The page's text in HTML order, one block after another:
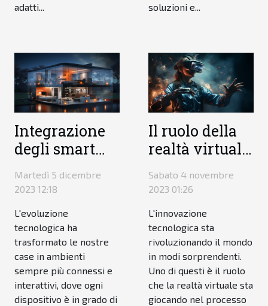
adatti...
soluzioni e...
Integrazione
degli smart
home system:
come il
connesso si
interfaccia
con altri
dispositivi
intelligenti
Martedì 5 dicembre
2023 12:18
L'evoluzione
tecnologica ha
trasformato le nostre
case in ambienti
sempre più connessi e
interattivi, dove ogni
dispositivo è in grado di
Il ruolo della
realtà virtuale
nel processo
di smettere di
Sabato 4 novembre
2023 01:26
L'innovazione
tecnologica sta
rivoluzionando il mondo
in modi sorprendenti.
Uno di questi è il ruolo
che la realtà virtuale sta
giocando nel processo